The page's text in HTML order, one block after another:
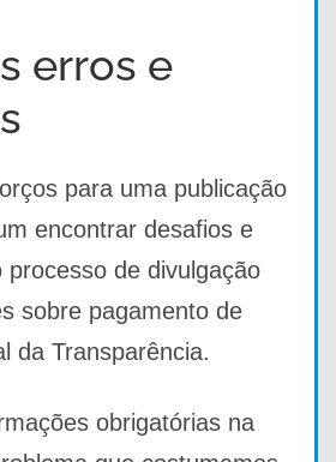
erros e
para uma publicação
encontrar desafios e
de divulgação
sobre pagamento de
da Transparência.
obrigatórias na